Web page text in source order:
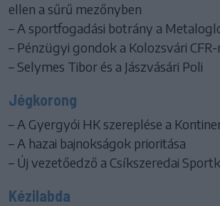
ellen a sűrű mezőnyben
– A sportfogadási botrány a
– Pénzügyi gondok a Kolozsvári CFR-
– Selymes Tibor és a Jászvásári Poli
Jégkorong
– A Gyergyói HK szereplése a
– A hazai bajnokságok prioritása
– Új vezetőedző a Csíkszeredai
Kézilabda